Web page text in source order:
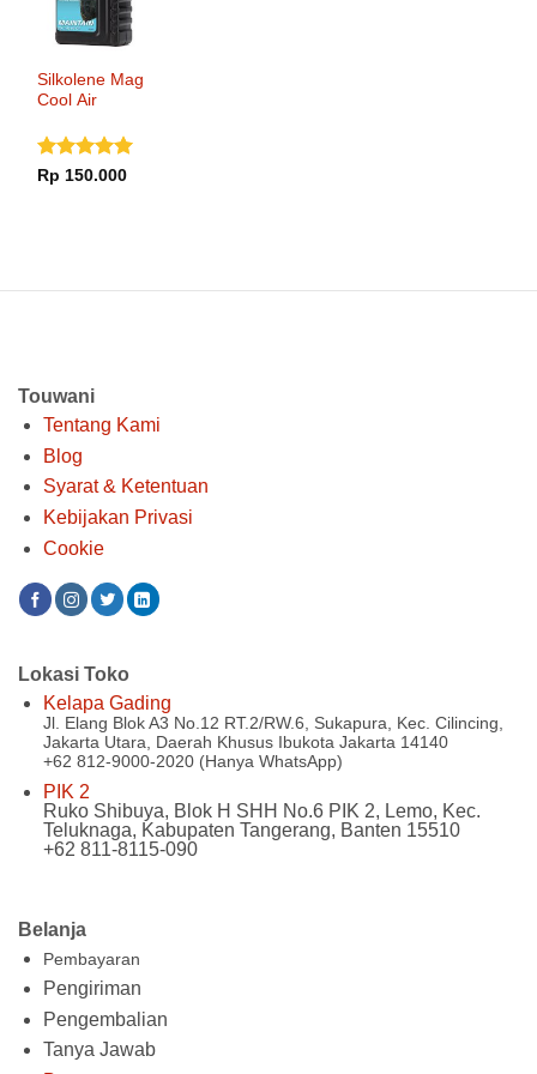
Silkolene Mag
Cool Air
Dinilai5
Rp 150.000
Touwani
Tentang Kami
Blog
Syarat & Ketentuan
Kebijakan Privasi
Cookie
Belanja
Pembayaran
Pengiriman
Pengembalian
Tanya Jawab
Lokasi Toko
Kelapa Gading
Jl. Elang Blok A3 No.12 RT.2/RW.6, Sukapura, Kec. Cilincing,
Jakarta Utara, Daerah Khusus Ibukota Jakarta 14140
+62 812-9000-2020 (Hanya WhatsApp)
PIK 2
Ruko Shibuya, Blok H SHH No.6 PIK 2, Lemo, Kec.
Teluknaga, Kabupaten Tangerang, Banten 15510
+62 811-8115-090